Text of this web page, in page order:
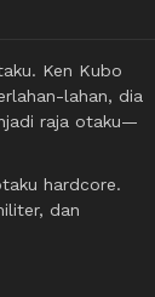
Ken Kubo
lahan, dia
raja otaku—
hardcore.
dan